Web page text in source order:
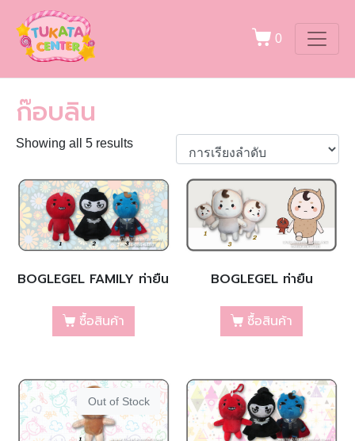
0
ก๊อบลิน
Showing all 5 results
BOGLEGEL FAMILY ท่ายืน
ซื้อสินค้า
BOGLEGEL ท่ายืน
ซื้อสินค้า
Out of Stock